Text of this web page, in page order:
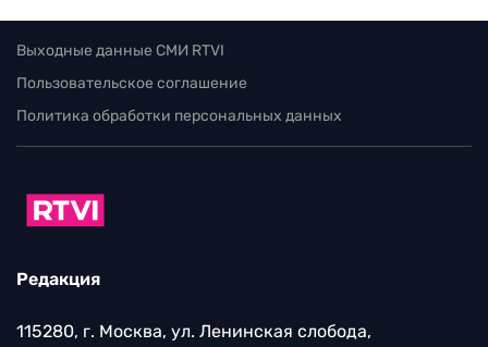
Выходные данные СМИ RTVI
Пользовательское соглашение
Политика обработки персональных данных
Редакция
115280, г. Москва, ул. Ленинская слобода,